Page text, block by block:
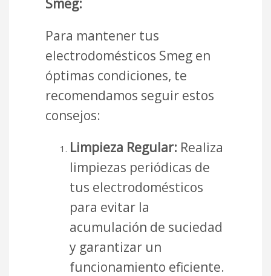
Smeg:
Para mantener tus
electrodomésticos Smeg en
óptimas condiciones, te
recomendamos seguir estos
consejos:
Limpieza Regular: Realiza
limpiezas periódicas de
tus electrodomésticos
para evitar la
acumulación de suciedad
y garantizar un
funcionamiento eficiente.